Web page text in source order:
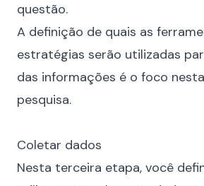
questão.
A definição de quais as
estratégias serão utilizadas
das informações é o foco
pesquisa.
Coletar dados
Nesta terceira etapa, você